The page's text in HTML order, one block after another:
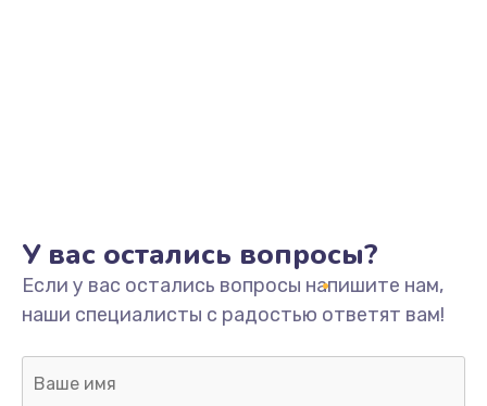
У вас остались вопросы?
Если у вас остались вопросы напишите нам,
наши специалисты с радостью ответят вам!